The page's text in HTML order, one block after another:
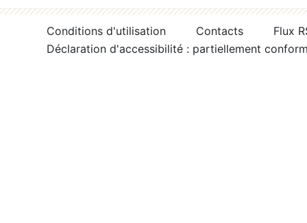
Conditions d'utilisation Contacts
Flux
Déclaration d'accessibilité : partiellement